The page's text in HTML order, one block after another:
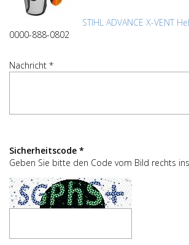
STIHL ADVANCE X-VENT
0000-888-0802
Nachricht *
Sicherheitscode *
Geben Sie bitte den Code vom Bild rechts